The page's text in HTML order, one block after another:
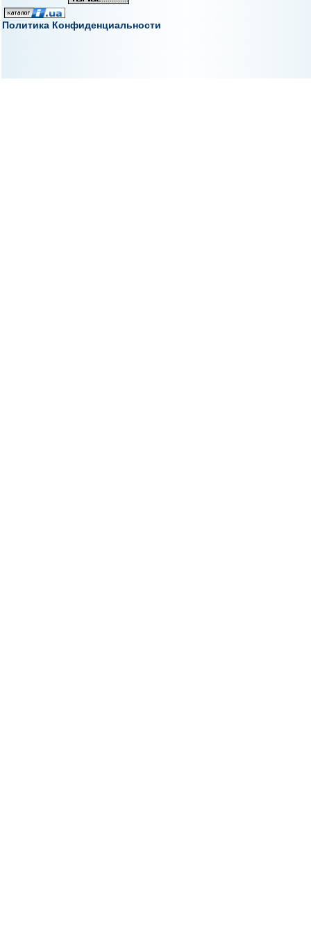
Политика Конфиденциальности